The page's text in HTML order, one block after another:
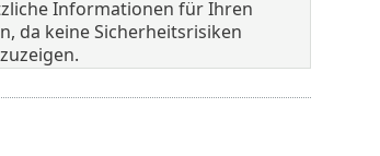
Informationen für Ihren
da keine Sicherheitsrisiken